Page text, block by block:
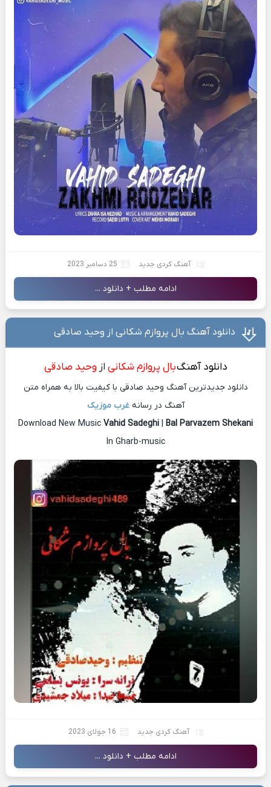
آهنگ کردی جدید 25 دسامبر 2023
ادامه مطلب + دانلود ...
دانلود آهنگ بال پروازم شکانی از وحید صادقی
دانلود آهنگبال پروازم شکانی از وحید صادقی
دانلود جدیدترین آهنگ وحید صادقی با کیفیت بالا به همراه متن
آهنگ در رسانهغرب موزیک
Download New Music Vahid Sadeghi | Bal Parvazem Shekani
In Gharb-music
آهنگ کردی جدید 16 جولای 2023
ادامه مطلب + دانلود ...